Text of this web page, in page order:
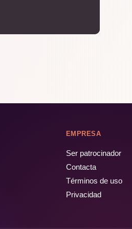
EMPRESA
Ser patrocinador
Contacta
Términos de uso
Privacidad